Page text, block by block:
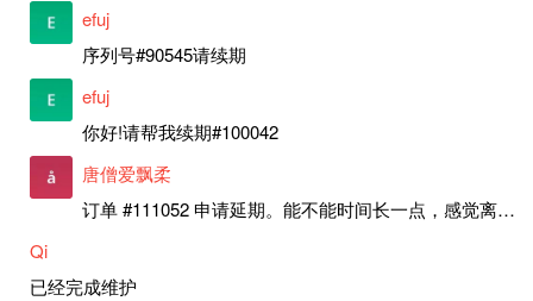
efuj
序列号#90545请续期
efuj
你好!请帮我续期#100042
唐僧爱飘柔
订单 #111052 申请延期。能不能时间长一点，感觉离上次申请好近。
Qi
已经完成维护